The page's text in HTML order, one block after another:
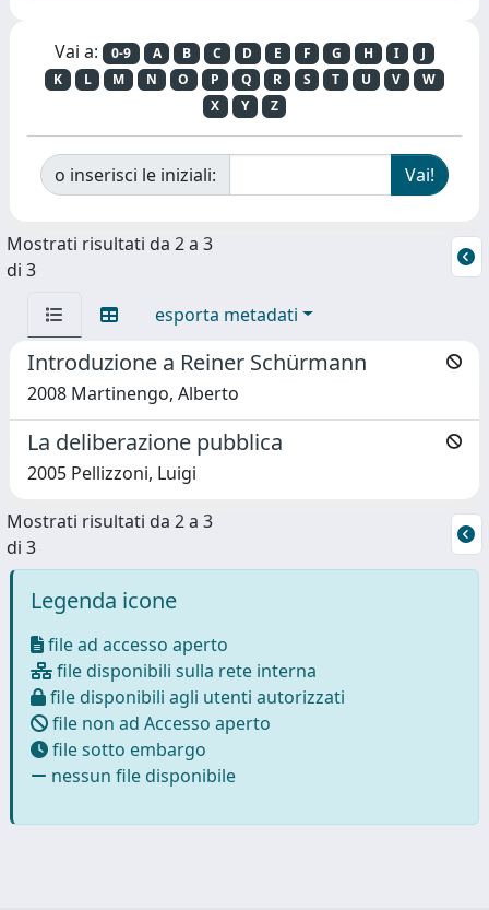
Vai a: 0-9 A B C D E F G H I
J
K
L M N O P Q R S T U V
W
X
Y Z
o inserisci le iniziali:
Mostrati risultati da 2 a 3
di 3
esporta metadati
Introduzione a Reiner Schürmann
2008 Martinengo, Alberto
La deliberazione pubblica
2005 Pellizzoni, Luigi
Mostrati risultati da 2 a 3
di 3
Legenda icone
file ad accesso aperto
file disponibili sulla rete interna
file disponibili agli utenti autorizzati
file non ad Accesso aperto
file sotto embargo
nessun file disponibile